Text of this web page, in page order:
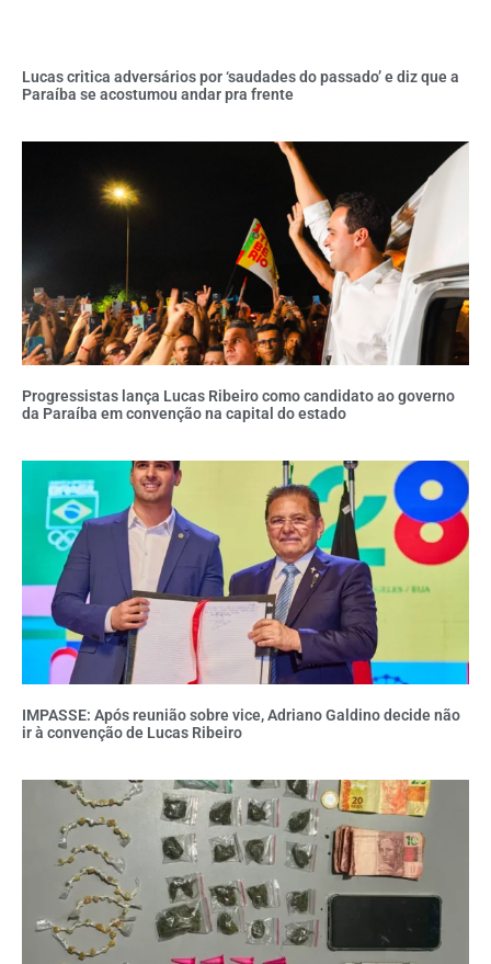
Lucas critica adversários por ‘saudades do passado’ e diz que a
Paraíba se acostumou andar pra frente
Progressistas lança Lucas Ribeiro como candidato ao governo
da Paraíba em convenção na capital do estado
IMPASSE: Após reunião sobre vice, Adriano Galdino decide não
ir à convenção de Lucas Ribeiro